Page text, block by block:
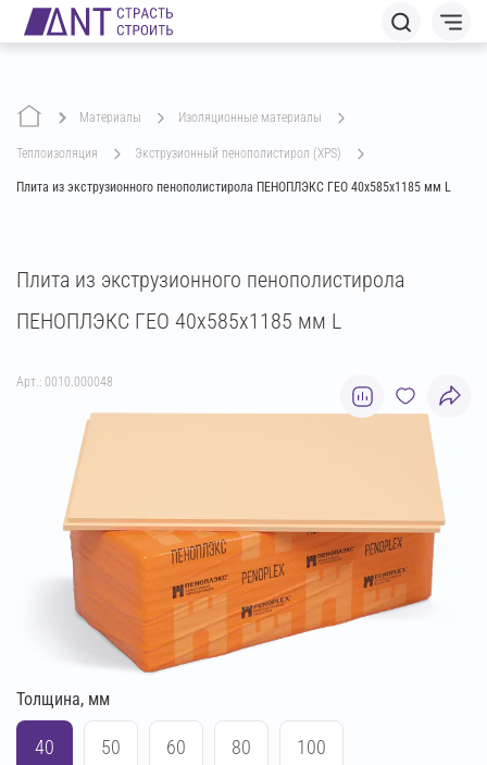
Материалы изоляционные материалы
теплоизоляция экструзионный пенополистирол (XPS)
Плита из экструзионного пенополистирола ПЕНОПЛЭКС ГЕО 40х585х1185 мм L
Плита из экструзионного пенополистирола
ПЕНОПЛЭКС ГЕО 40х585х1185 мм L
Арт.: 0010.000048
Толщина, мм
40 50 60 80 100